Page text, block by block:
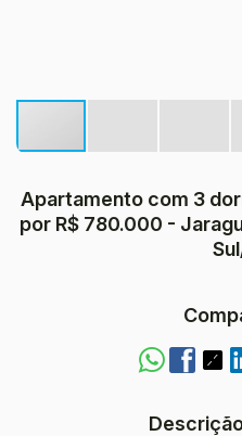
Apartamento com 3
por R$ 780.000 -